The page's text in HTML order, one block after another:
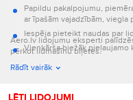
Papildu pakalpojumu,
ar īpašām vajadzībām, viegla
Iespēja pieteikt naudas par
Vienkārša biežāk pieļaujamo
Informācijas par lidojumu
Aero.lv lidojumu eksperti
pērkot lidmašīnu biļetes.
Rādīt vairāk
LĒTI LIDOJUMI